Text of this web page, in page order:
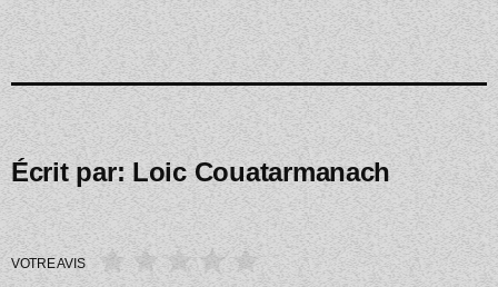
Écrit par:Loic Couatarmanach
VOTRE AVIS